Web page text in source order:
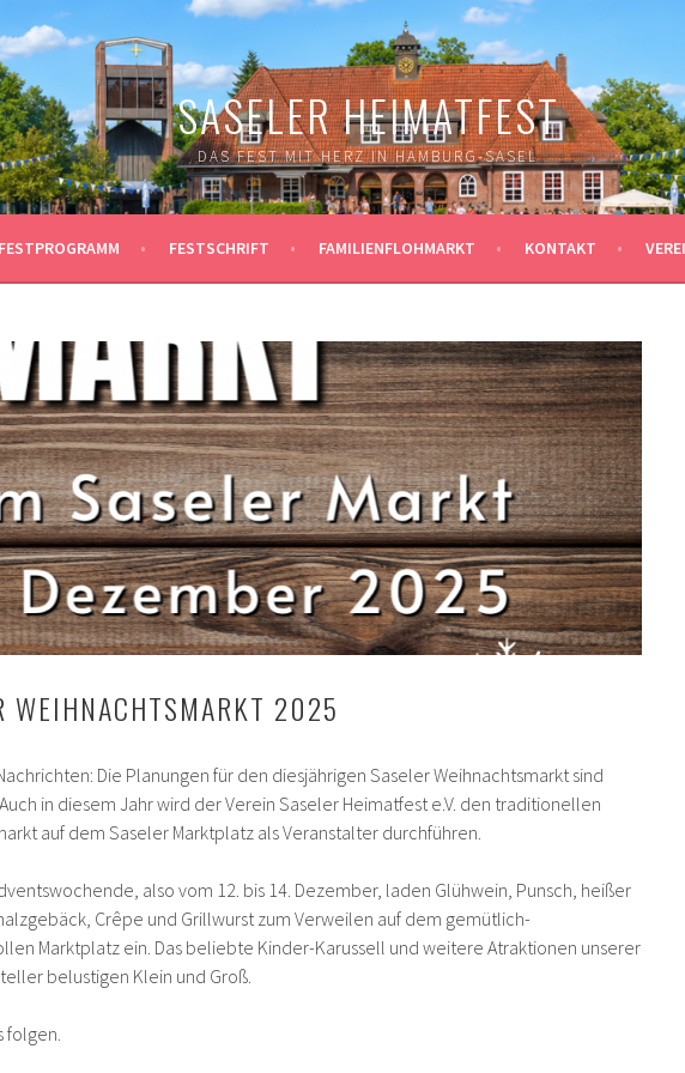
SASELER HEIMATFEST
DAS FEST MIT HERZ IN HAMBURG-SASEL
FESTPROGRAMM FESTSCHRIFT FAMILIENFLOHMARKT KONTAKT
WEIHNACHTSMARKT 2025
Die Planungen für den diesjährigen Saseler Weihnachtsmarkt sind
in diesem Jahr wird der Verein Saseler Heimatfest e.V. den traditionellen
auf dem Saseler Marktplatz als Veranstalter durchführen.
also vom 12. bis 14. Dezember, laden Glühwein, Punsch, heißer
Crêpe und Grillwurst zum Verweilen auf dem gemütlich-
Marktplatz ein. Das beliebte Kinder-Karussell und weitere Atraktionen unserer
belustigen Klein und Groß.
folgen.